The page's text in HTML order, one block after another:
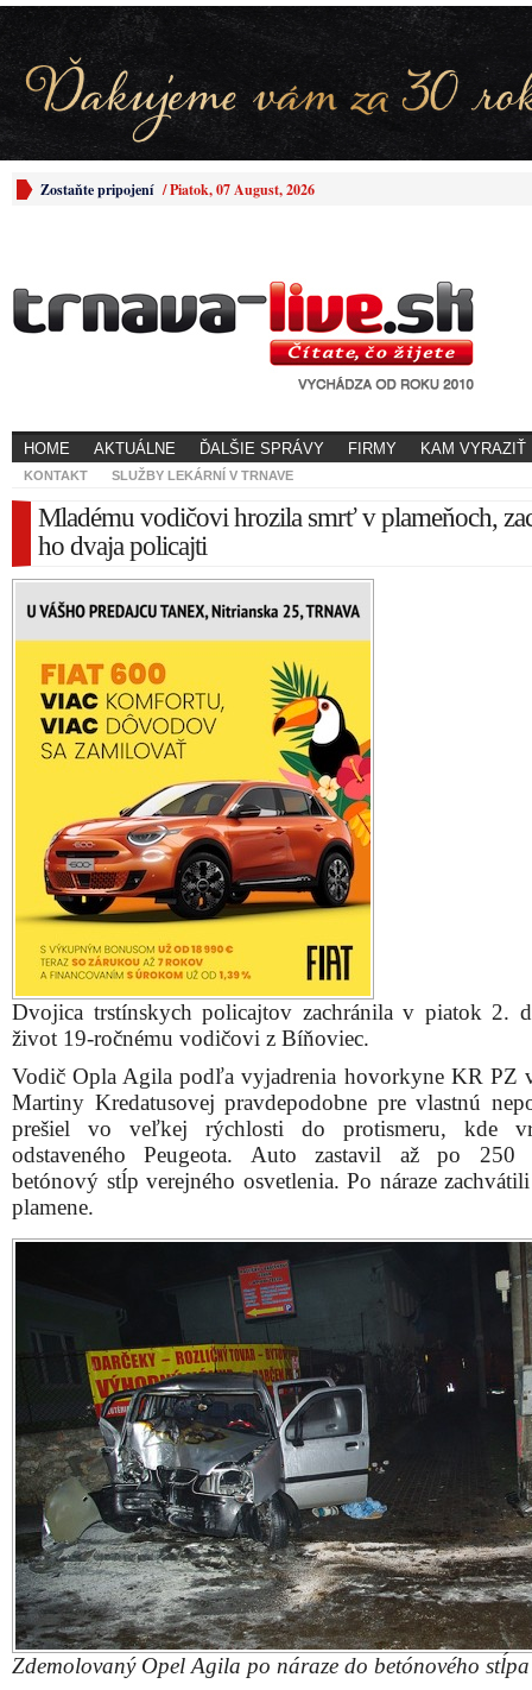
Zostaňte pripojení /Piatok, 07 August, 2026
HOME AKTUÁLNE ĎALŠIE SPRÁVY FIRMY KAM VYRAZIŤ
KONTAKT SLUŽBY LEKÁRNÍ V TRNAVE
Mladému vodičovi hrozila smrť v plameňoch,
ho dvaja policajti
Dvojica trstínskych policajtov zachránila v piatok 2.
život 19-ročnému vodičovi z Bíňoviec.
Vodič Opla Agila podľa vyjadrenia hovorkyne KR PZ
Martiny Kredatusovej pravdepodobne pre vlastnú
prešiel vo veľkej rýchlosti do protismeru, kde
odstaveného Peugeota. Auto zastavil až po 250
betónový stĺp verejného osvetlenia. Po náraze
plamene.
Zdemolovaný Opel Agila po náraze do betónového stĺpa